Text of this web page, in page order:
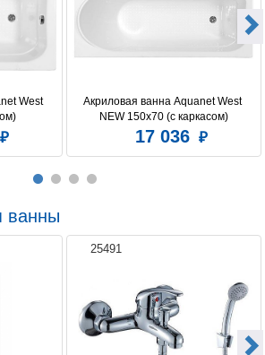
None
None
по центру
массажа
West
Акриловая ванна Aquanet West
NEW 150x70 (с каркасом)
17 036
ванны
25491